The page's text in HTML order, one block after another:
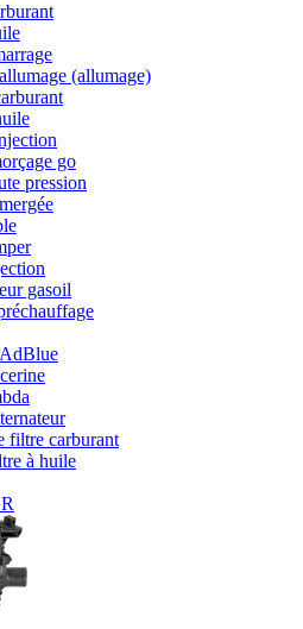
(allumage)
go
pression
gasoil
filtre carburant
à huile